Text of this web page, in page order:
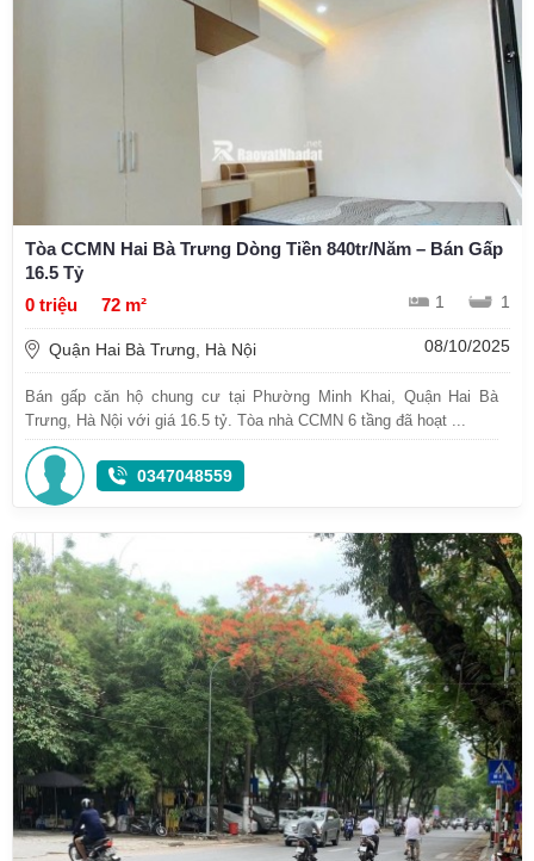
Tòa CCMN Hai Bà Trưng Dòng Tiền 840tr/Năm – Bán Gấp
16.5 Tỷ
0 triệu
72 m² 1 1
Quận Hai Bà Trưng, Hà Nội 08/10/2025
Bán gấp căn hộ chung cư tại Phường Minh Khai, Quận Hai Bà
Trưng, Hà Nội với giá 16.5 tỷ. Tòa nhà CCMN 6 tầng đã hoạt ...
0347048559